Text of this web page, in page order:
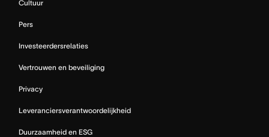
Cultuur
Pers
Investeerdersrelaties
Vertrouwen en beveiliging
Privacy
Leveranciersverantwoordelijkheid
Duurzaamheid en ESG